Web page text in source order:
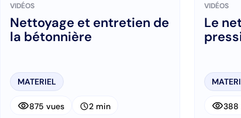
VIDÉOS
Nettoyage et entretien de
la bétonnière
MATERIEL
visibility875 vues schedule2 min
VIDÉOS
Le
visibility388